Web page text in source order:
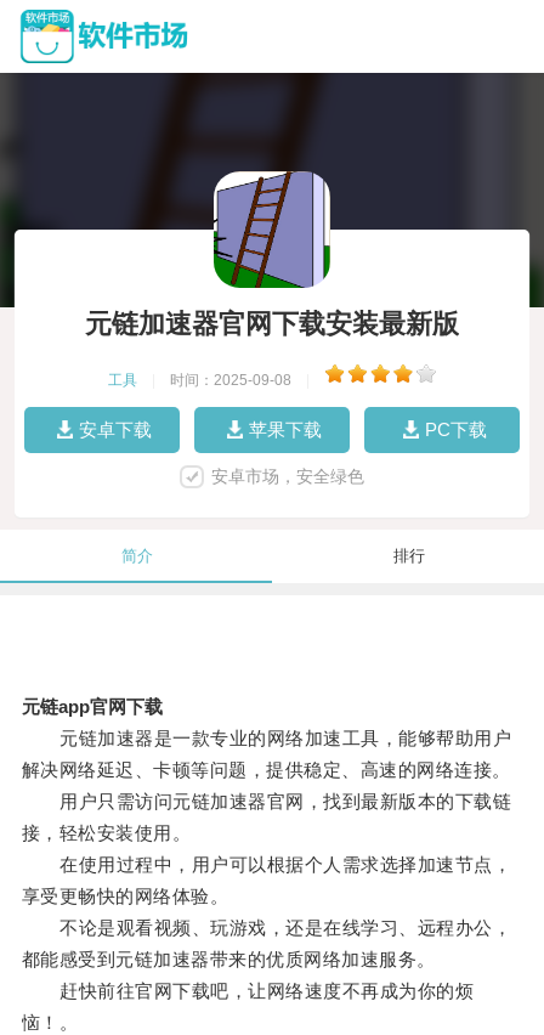
元链加速器官网下载安装最新版
工具 时间：2025-09-08
安卓下载 苹果下载 PC下载
安卓市场，安全绿色
简介 排行
元链app官网下载
元链加速器是一款专业的网络加速工具，能够帮助用户
解决网络延迟、卡顿等问题，提供稳定、高速的网络连接。
用户只需访问元链加速器官网，找到最新版本的下载链
接，轻松安装使用。
在使用过程中，用户可以根据个人需求选择加速节点，
享受更畅快的网络体验。
不论是观看视频、玩游戏，还是在线学习、远程办公，
都能感受到元链加速器带来的优质网络加速服务。
赶快前往官网下载吧，让网络速度不再成为你的烦
恼！。